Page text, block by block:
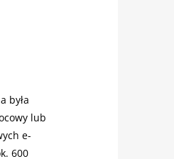
była
lub
e-
600